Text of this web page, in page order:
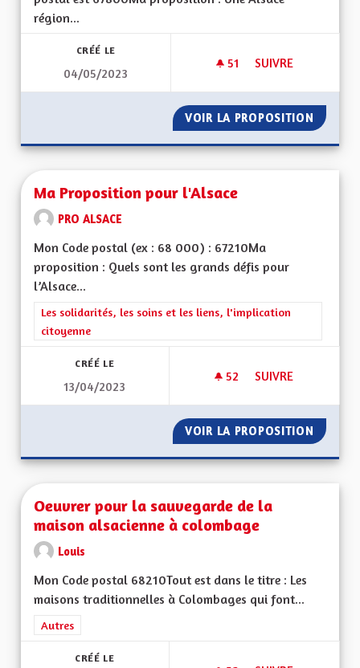
région...
CRÉÉ LE
04/05/2023
51 51 ABONNÉS
SUIVRE
VOIR LA PROPOSITION UNE
Ma Proposition pour l'Alsace
PRO ALSACE
Mon Code postal (ex : 68 000) : 67210Ma
proposition : Quels sont les grands défis pour
l’Alsace...
Filtrer les résultats de la catégorie : Les solidarités, les soins
Les solidarités, les soins et les liens, l'implication
citoyenne
CRÉÉ LE
13/04/2023
52 52 ABONNÉS
SUIVRE
VOIR LA PROPOSITION MA
Oeuvrer pour la sauvegarde de la
maison alsacienne à colombage
Louis
Mon Code postal 68210Tout est dans le titre : Les
maisons traditionnelles à Colombages qui font...
Filtrer les résultats de la catégorie : Autres
Autres
CRÉÉ LE